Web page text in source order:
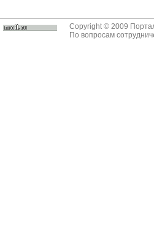
Copyright © 2009
По вопросам